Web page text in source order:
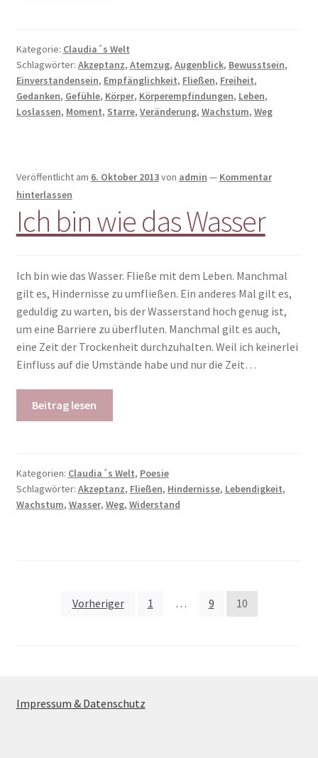
Kategorie: Claudia´s Welt
Schlagwörter: Akzeptanz, Atemzug, Augenblick, Bewusstsein,
Einverstandensein, Empfänglichkeit, Fließen, Freiheit,
Gedanken, Gefühle, Körper, Körperempfindungen, Leben,
Loslassen, Moment, Starre, Veränderung, Wachstum, Weg
Veröffentlicht am 6. Oktober 2013von admin — Kommentar
hinterlassen
Ich bin wie das Wasser
Ich bin wie das Wasser. Fließe mit dem Leben. Manchmal
gilt es, Hindernisse zu umfließen. Ein anderes Mal gilt es,
geduldig zu warten, bis der Wasserstand hoch genug ist,
um eine Barriere zu überfluten. Manchmal gilt es auch,
eine Zeit der Trockenheit durchzuhalten. Weil ich keinerlei
Einfluss auf die Umstände habe und nur die Zeit…
Beitrag lesen
Kategorien: Claudia´s Welt, Poesie
Schlagwörter: Akzeptanz, Fließen, Hindernisse, Lebendigkeit,
Wachstum, Wasser, Weg, Widerstand
Seitennummerierung
Vorheriger 1 … 9 10
Impressum & Datenschutz